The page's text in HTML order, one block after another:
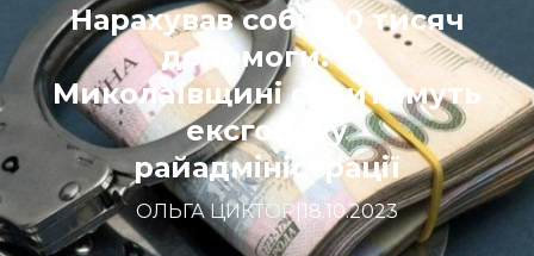
Нарахував собі 100 тисяч
допомоги: на
Миколаївщині судитимуть
ексголову
райадміністрації
ОЛЬГА ЦИКТОР 18.10.2023